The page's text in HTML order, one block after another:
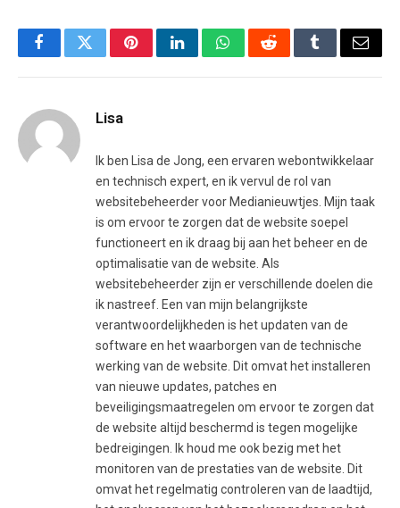
FacebookTwitterPinterestLinkedInWhatsAppRedditTumblrEmail
Lisa
Ik ben Lisa de Jong, een ervaren webontwikkelaar
en technisch expert, en ik vervul de rol van
websitebeheerder voor Medianieuwtjes. Mijn taak
is om ervoor te zorgen dat de website soepel
functioneert en ik draag bij aan het beheer en de
optimalisatie van de website. Als
websitebeheerder zijn er verschillende doelen die
ik nastreef. Een van mijn belangrijkste
verantwoordelijkheden is het updaten van de
software en het waarborgen van de technische
werking van de website. Dit omvat het installeren
van nieuwe updates, patches en
beveiligingsmaatregelen om ervoor te zorgen dat
de website altijd beschermd is tegen mogelijke
bedreigingen. Ik houd me ook bezig met het
monitoren van de prestaties van de website. Dit
omvat het regelmatig controleren van de laadtijd,